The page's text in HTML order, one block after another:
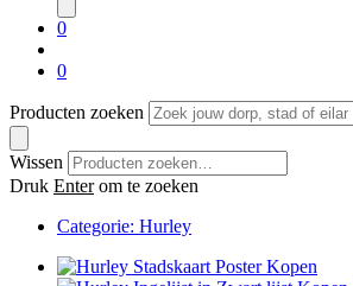
0
0
Producten zoeken
Wissen
Druk Enterom te zoeken
Categorie: Hurley